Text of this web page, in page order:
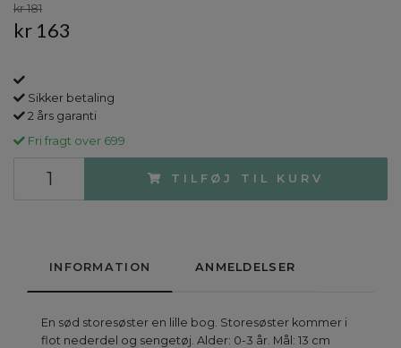
kr 181
kr 163
Sikker betaling
2 års garanti
Fri fragt over 699
TILFØJ TIL KURV
INFORMATION ANMELDELSER
En sød storesøster en lille bog. Storesøster kommer i
flot nederdel og sengetøj. Alder: 0-3 år. Mål: 13 cm